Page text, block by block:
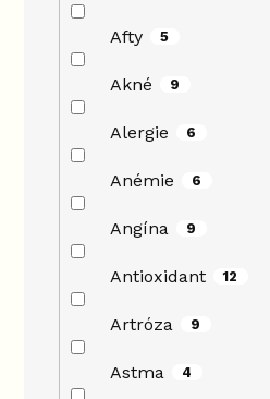
Afty 5
Akné 9
Alergie 6
Anémie 6
Angína 9
Antioxidant 12
Artróza 9
Astma 4